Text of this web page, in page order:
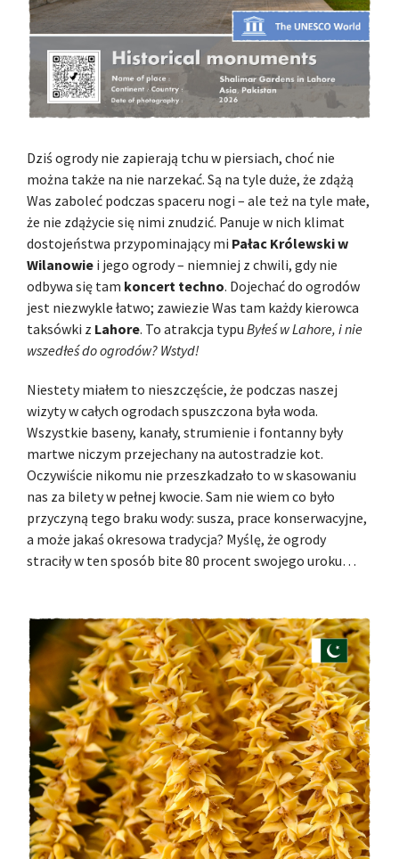
Dziś ogrody nie zapierają tchu w piersiach, choć nie
można także na nie narzekać. Są na tyle duże, że zdążą
Was zaboleć podczas spaceru nogi – ale też na tyle małe,
że nie zdążycie się nimi znudzić. Panuje w nich klimat
dostojeństwa przypominający mi Pałac Królewski w
Wilanowie i jego ogrody – niemniej z chwili, gdy nie
odbywa się tam koncert techno. Dojechać do ogrodów
jest niezwykle łatwo; zawiezie Was tam każdy kierowca
taksówki z Lahore. To atrakcja typu Byłeś w Lahore, i nie
wszedłeś do ogrodów? Wstyd!
Niestety miałem to nieszczęście, że podczas naszej
wizyty w całych ogrodach spuszczona była woda.
Wszystkie baseny, kanały, strumienie i fontanny były
martwe niczym przejechany na autostradzie kot.
Oczywiście nikomu nie przeszkadzało to w skasowaniu
nas za bilety w pełnej kwocie. Sam nie wiem co było
przyczyną tego braku wody: susza, prace konserwacyjne,
a może jakaś okresowa tradycja? Myślę, że ogrody
straciły w ten sposób bite 80 procent swojego uroku…